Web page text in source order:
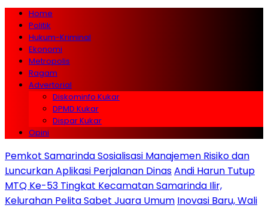
Home
Politik
Hukum-Kriminal
Ekonomi
Metropolis
Ragam
Advertorial
Diskominfo Kukar
DPMD Kukar
Dispar Kukar
Opini
Pemkot Samarinda Sosialisasi Manajemen Risiko dan
Luncurkan Aplikasi Perjalanan DinasAndi Harun Tutup
MTQ Ke-53 Tingkat Kecamatan Samarinda Ilir,
Kelurahan Pelita Sabet Juara Umum Inovasi Baru, Wali